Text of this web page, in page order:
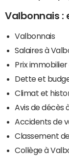
Valbonnais :
Valbonnais
Salaires à
Prix
Dette et
Climat et
Avis de décès
Accidents de
Classement
Collège à